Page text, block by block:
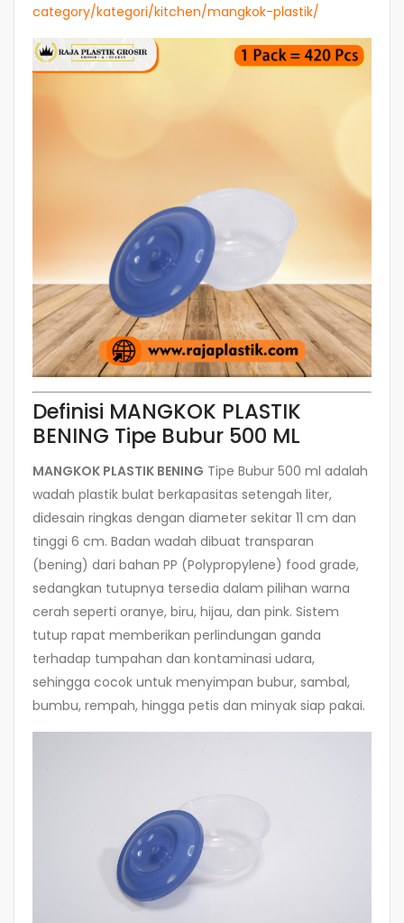
category/kategori/kitchen/mangkok-plastik/
Definisi MANGKOK PLASTIK
BENING Tipe Bubur 500 ML
MANGKOK PLASTIK BENING Tipe Bubur 500 ml adalah
wadah plastik bulat berkapasitas setengah liter,
didesain ringkas dengan diameter sekitar 11 cm dan
tinggi 6 cm. Badan wadah dibuat transparan
(bening) dari bahan PP (Polypropylene) food grade,
sedangkan tutupnya tersedia dalam pilihan warna
cerah seperti oranye, biru, hijau, dan pink. Sistem
tutup rapat memberikan perlindungan ganda
terhadap tumpahan dan kontaminasi udara,
sehingga cocok untuk menyimpan bubur, sambal,
bumbu, rempah, hingga petis dan minyak siap pakai.